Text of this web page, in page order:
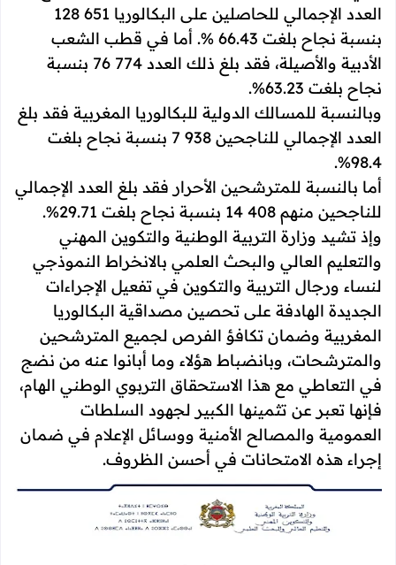
العدد الإجمالي للحاصلين على البكالوريا 651 128
بنسبة نجاح بلغت 66.43 %. أما في قطب الشعب
الأدبية والأصيلة، فقد بلغ ذلك العدد 774 76 بنسبة
نجاح بلغت 63.23%.
وبالنسبة للمسالك الدولية للبكالوريا المغربية فقد بلغ
العدد الإجمالي للناجحين 938 7 بنسبة نجاح بلغت
98.4%.
أما بالنسبة للمترشحين الأحرار فقد بلغ العدد الإجمالي
للناجحين منهم 408 14 بنسبة نجاح بلغت 29.71%.
وإذ تشيد وزارة التربية الوطنية والتكوين المهني
والتعليم العالي والبحث العلمي بالانخراط النموذجي
لنساء ورجال التربية والتكوين في تفعيل الإجراءات
الجديدة الهادفة على تحصين مصداقية البكالوريا
المغربية وضمان تكافؤ الفرص لجميع المترشحين
والمترشحات، وبانضباط هؤلاء وما أبانوا عنه من نضج
في التعاطي مع هذا الاستحقاق التربوي الوطني الهام،
فإنها تعبر عن تثمينها الكبير لجهود السلطات
العمومية والمصالح الأمنية ووسائل الإعلام في ضمان
إجراء هذه الامتحانات في أحسن الظروف.